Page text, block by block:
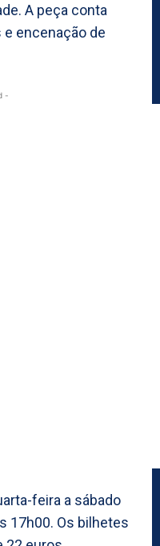
A peça conta
encenação de
-
feira a sábado
17h00. Os bilhetes